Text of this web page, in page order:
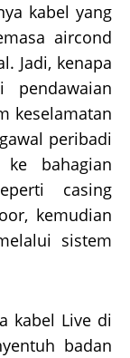
kabel yang
aircond
Jadi, kenapa
keselamatan
peribadi
bahagian
casing
kemudian
sistem
kabel Live di
badan